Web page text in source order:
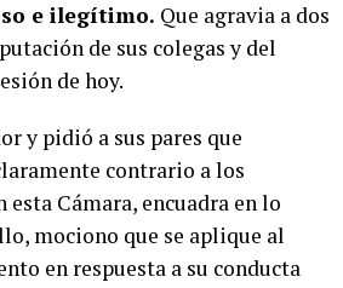
e ilegítimo. Que agravia a dos
de sus colegas y del
de hoy.
y pidió a sus pares que
contrario a los
Cámara, encuadra en lo
mociono que se aplique al
en respuesta a su conducta